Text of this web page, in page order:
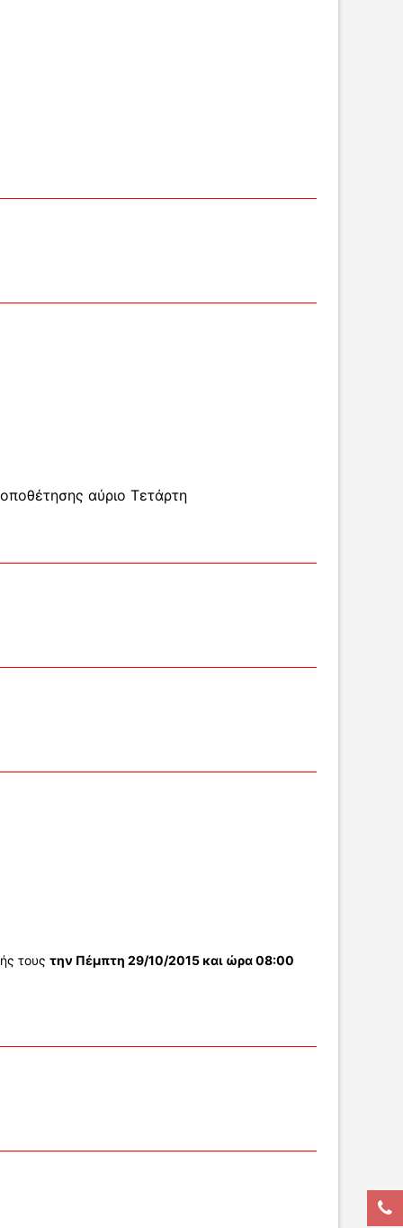
αύριο Τετάρτη
τουςτην Πέμπτη 29/10/2015 και ώρα 08:00